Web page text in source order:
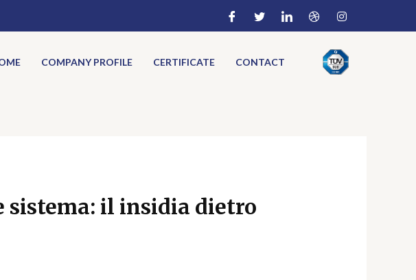
COMPANY PROFILE CERTIFICATE CONTACT
sistema: il insidia dietro